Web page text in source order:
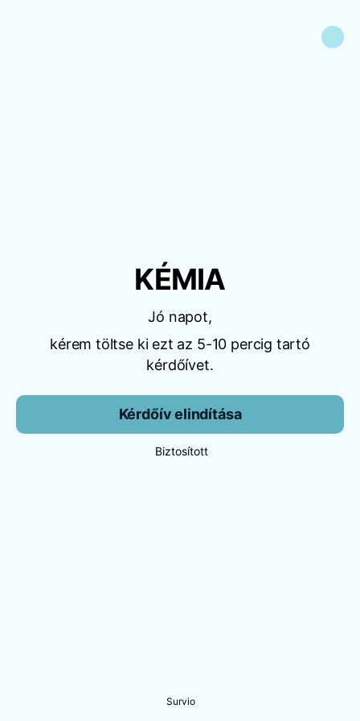
KÉMIA
Jó napot,
kérem töltse ki ezt az 5-10 percig tartó
kérdőívet.
Kérdőív elindítása
Biztosított
Survio